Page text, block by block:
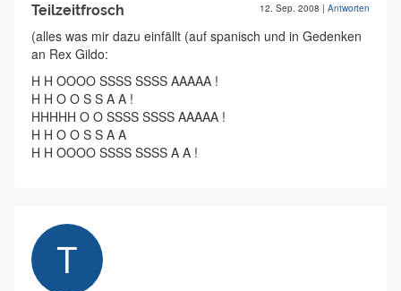
Teilzeitfrosch 12. Sep. 2008 | Antworten
(alles was mir dazu einfällt (auf spanisch und in Gedenken
an Rex Gildo:
H H OOOO SSSS SSSS AAAAA !
H H O O S S A A !
HHHHH O O SSSS SSSS AAAAA !
H H O O S S A A
H H OOOO SSSS SSSS A A !